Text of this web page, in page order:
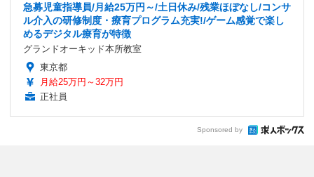
急募児童指導員/月給25万円～/土日休み/残業ほぼなし/コンサ
ル介入の研修制度・療育プログラム充実!/ゲーム感覚で楽し
めるデジタル療育が特徴
グランドオーキッド本所教室
東京都
月給25万円～32万円
正社員
Sponsored by